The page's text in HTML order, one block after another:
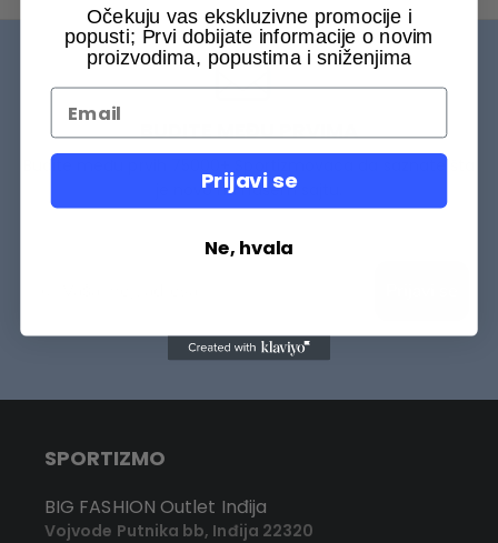
BUDITE MEĐU PRVIMA
Budite među prvih 75000+ Sportizmovaca da saznate šta
je novo na našem sajtu.
SPORTIZMO
BIG FASHION Outlet Inđija
Vojvode Putnika bb, Inđija 22320
Očekuju vas ekskluzivne promocije i
popusti; Prvi dobijate informacije o novim
proizvodima, popustima i sniženjima
Prijavi se
Ne, hvala